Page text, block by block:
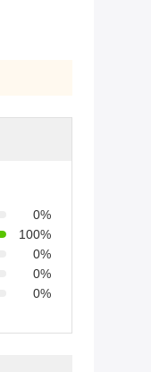
0%
100%
0%
0%
0%